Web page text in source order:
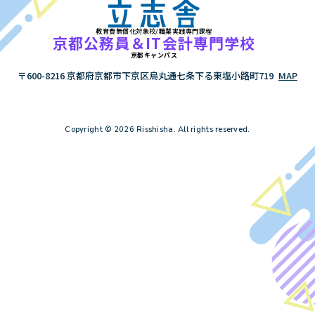
"好き"を応援する学校 立志舎
教育費無償化対象校/職業実践専門課程
京都公務員＆IT会計専門学校
京都キャンパス
〒600-8216 京都府京都市下京区烏丸通七条下る東塩小路町719 MAP
Copyright © 2026 Risshisha. All rights reserved.